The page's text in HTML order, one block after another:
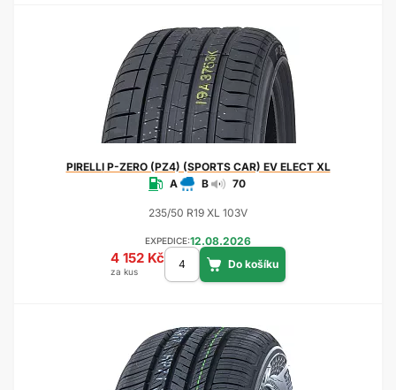
PIRELLIP-ZERO (PZ4) (SPORTS CAR) EV ELECT XL
A
B 70
235/50 R19 XL 103V
EXPEDICE:12.08.2026
4 152 Kč
za kus